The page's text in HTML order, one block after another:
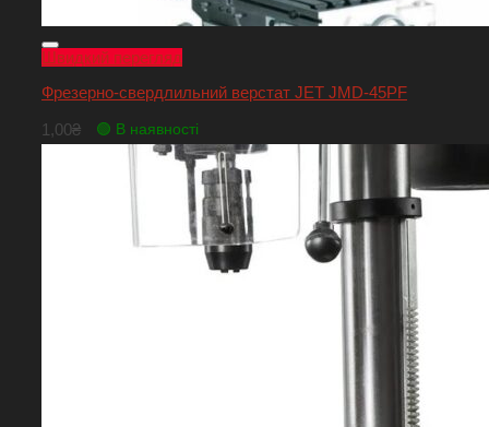
Швидкий перегляд
Фрезерно-свердлильний верстат JET JMD-45PF
1,00₴ 🟢 В наявності